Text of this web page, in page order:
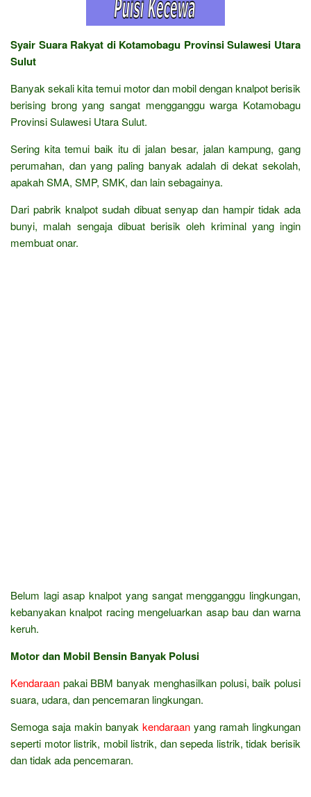
Syair Suara Rakyat di Kotamobagu Provinsi Sulawesi Utara
Sulut
Banyak sekali kita temui motor dan mobil dengan knalpot berisik
berising brong yang sangat mengganggu warga Kotamobagu
Provinsi Sulawesi Utara Sulut.
Sering kita temui baik itu di jalan besar, jalan kampung, gang
perumahan, dan yang paling banyak adalah di dekat sekolah,
apakah SMA, SMP, SMK, dan lain sebagainya.
Dari pabrik knalpot sudah dibuat senyap dan hampir tidak ada
bunyi, malah sengaja dibuat berisik oleh kriminal yang ingin
membuat onar.
Belum lagi asap knalpot yang sangat mengganggu lingkungan,
kebanyakan knalpot racing mengeluarkan asap bau dan warna
keruh.
Motor dan Mobil Bensin Banyak Polusi
Kendaraan pakai BBM banyak menghasilkan polusi, baik polusi
suara, udara, dan pencemaran lingkungan.
Semoga saja makin banyak kendaraan yang ramah lingkungan
seperti motor listrik, mobil listrik, dan sepeda listrik, tidak berisik
dan tidak ada pencemaran.